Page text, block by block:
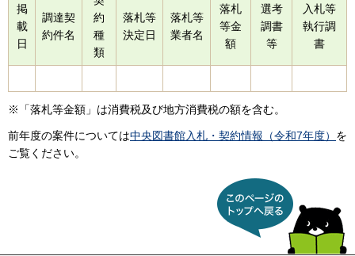
掲
載
日
調達契
約件名
約
種
類
落札等
決定日
落札等
業者名
落札
等金
額
選考
調書
等
入札等
執行調
書
※「落札等金額」は消費税及び地方消費税の額を含む。
前年度の案件については中央図書館入札・契約情報（令和7年度） を
ご覧ください。
このページのトップへ戻
る